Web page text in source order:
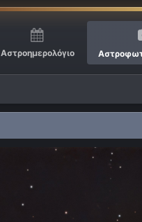
Αστροημερολόγιο